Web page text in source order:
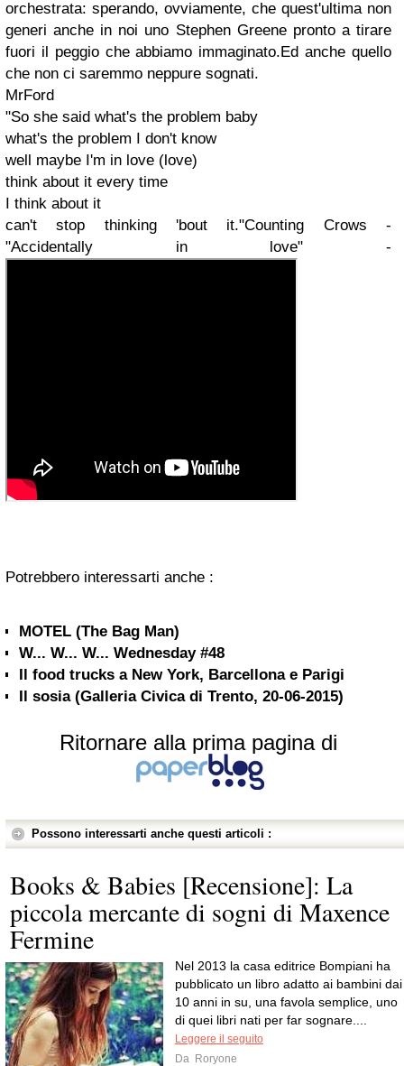
orchestrata: sperando, ovviamente, che quest'ultima non
generi anche in noi uno Stephen Greene pronto a tirare
fuori il peggio che abbiamo immaginato.Ed anche quello
che non ci saremmo neppure sognati.
MrFord
"So she said what's the problem baby
what's the problem I don't know
well maybe I'm in love (love)
think about it every time
I think about it
can't stop thinking 'bout it."Counting Crows -
"Accidentally in love" -
Potrebbero interessarti anche :
MOTEL (The Bag Man)
W... W... W... Wednesday #48
Il food trucks a New York, Barcellona e Parigi
Il sosia (Galleria Civica di Trento, 20-06-2015)
Ritornare alla prima pagina di
Possono interessarti anche questi articoli :
Books & Babies [Recensione]: La
piccola mercante di sogni di Maxence
Fermine
Nel 2013 la casa editrice Bompiani ha
pubblicato un libro adatto ai bambini dai
10 anni in su, una favola semplice, uno
di quei libri nati per far sognare....
Leggere il seguito
Da Roryone